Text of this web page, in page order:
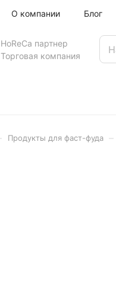
О компании Блог
HoReCa партнер
Торговая компания
Продукты для фаст-фуда